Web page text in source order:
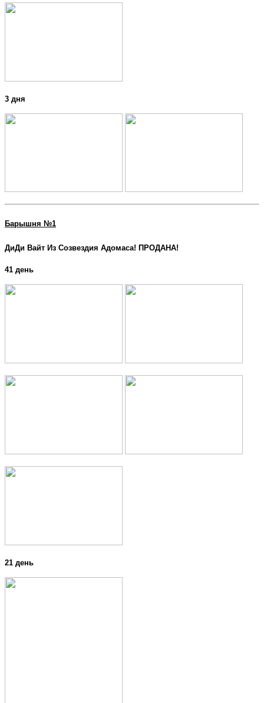
3 дня
Барышня №1
ДиДи Вайт Из Созвездия Адомаса! ПРОДАНА!
41 день
21 день